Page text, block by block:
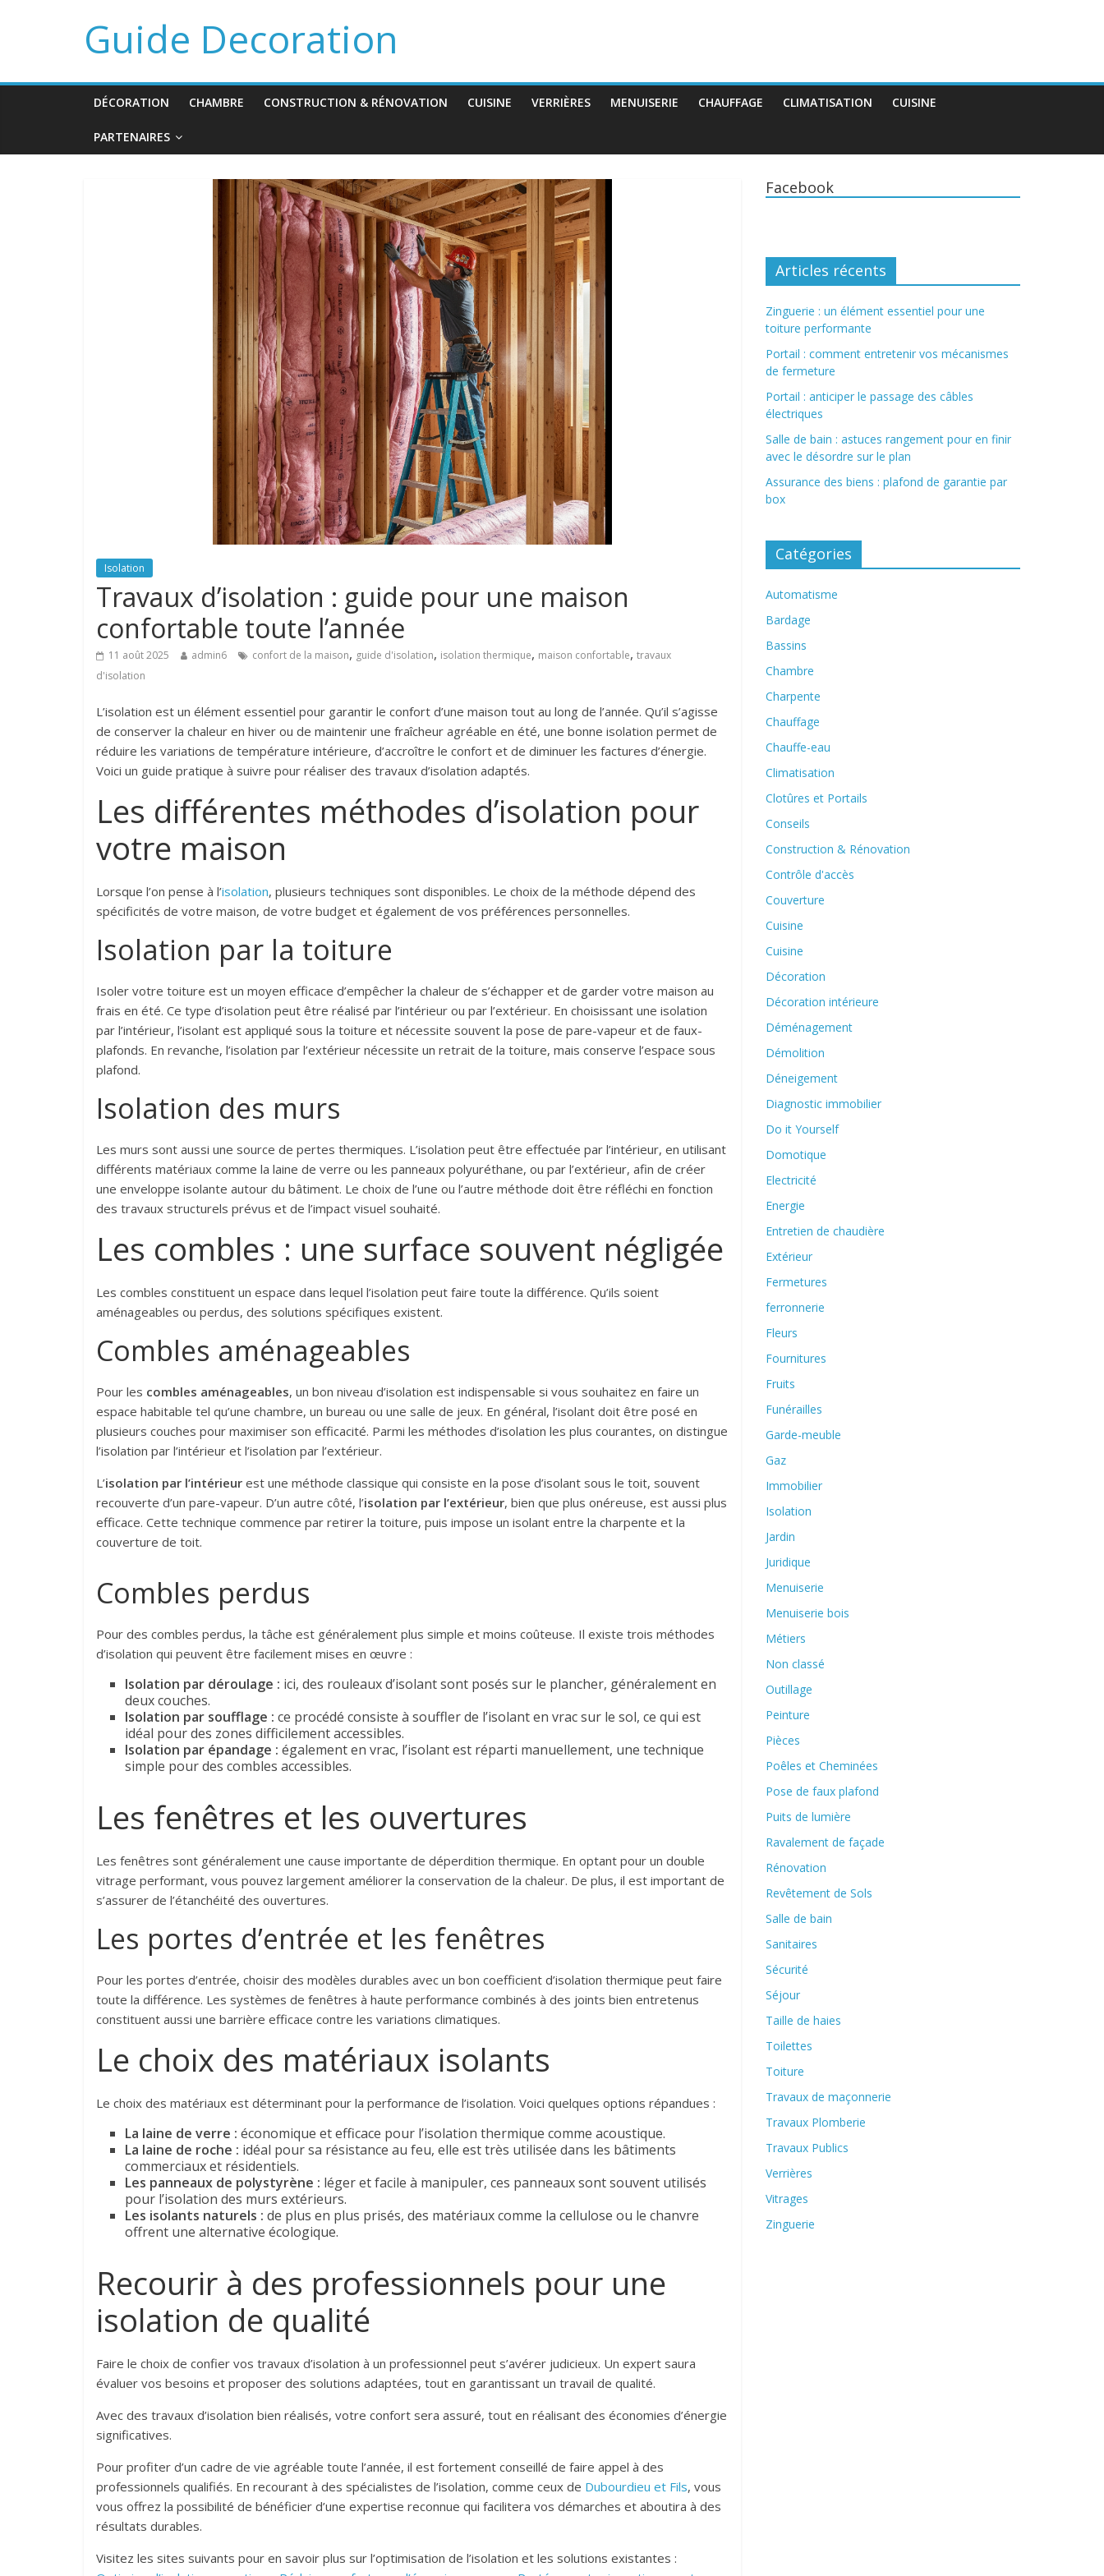
Guide Decoration
DÉCORATION CHAMBRE CONSTRUCTION & RÉNOVATION CUISINE VERRIÈRES MENUISERIE CHAUFFAGE CLIMATISATION CUISINE
PARTENAIRES
Isolation
Travaux d’isolation : guide pour une maison
confortable toute l’année
11 août 2025 admin6 confort de la maison, guide d'isolation, isolation thermique, maison confortable, travaux
d'isolation
L’isolation est un élément essentiel pour garantir le confort d’une maison tout au long de l’année. Qu’il s’agisse
de conserver la chaleur en hiver ou de maintenir une fraîcheur agréable en été, une bonne isolation permet de
réduire les variations de température intérieure, d’accroître le confort et de diminuer les factures d’énergie.
Voici un guide pratique à suivre pour réaliser des travaux d’isolation adaptés.
Les différentes méthodes d’isolation pour
votre maison
Lorsque l’on pense à l’isolation, plusieurs techniques sont disponibles. Le choix de la méthode dépend des
spécificités de votre maison, de votre budget et également de vos préférences personnelles.
Isolation par la toiture
Isoler votre toiture est un moyen efficace d’empêcher la chaleur de s’échapper et de garder votre maison au
frais en été. Ce type d’isolation peut être réalisé par l’intérieur ou par l’extérieur. En choisissant une isolation
par l’intérieur, l’isolant est appliqué sous la toiture et nécessite souvent la pose de pare-vapeur et de faux-
plafonds. En revanche, l’isolation par l’extérieur nécessite un retrait de la toiture, mais conserve l’espace sous
plafond.
Isolation des murs
Les murs sont aussi une source de pertes thermiques. L’isolation peut être effectuée par l’intérieur, en utilisant
différents matériaux comme la laine de verre ou les panneaux polyuréthane, ou par l’extérieur, afin de créer
une enveloppe isolante autour du bâtiment. Le choix de l’une ou l’autre méthode doit être réfléchi en fonction
des travaux structurels prévus et de l’impact visuel souhaité.
Les combles : une surface souvent négligée
Les combles constituent un espace dans lequel l’isolation peut faire toute la différence. Qu’ils soient
aménageables ou perdus, des solutions spécifiques existent.
Combles aménageables
Pour les combles aménageables, un bon niveau d’isolation est indispensable si vous souhaitez en faire un
espace habitable tel qu’une chambre, un bureau ou une salle de jeux. En général, l’isolant doit être posé en
plusieurs couches pour maximiser son efficacité. Parmi les méthodes d’isolation les plus courantes, on distingue
l’isolation par l’intérieur et l’isolation par l’extérieur.
L’isolation par l’intérieur est une méthode classique qui consiste en la pose d’isolant sous le toit, souvent
recouverte d’un pare-vapeur. D’un autre côté, l’isolation par l’extérieur, bien que plus onéreuse, est aussi plus
efficace. Cette technique commence par retirer la toiture, puis impose un isolant entre la charpente et la
couverture de toit.
Combles perdus
Pour des combles perdus, la tâche est généralement plus simple et moins coûteuse. Il existe trois méthodes
d’isolation qui peuvent être facilement mises en œuvre :
Isolation par déroulage : ici, des rouleaux d’isolant sont posés sur le plancher, généralement en
deux couches.
Isolation par soufflage : ce procédé consiste à souffler de l’isolant en vrac sur le sol, ce qui est
idéal pour des zones difficilement accessibles.
Isolation par épandage : également en vrac, l’isolant est réparti manuellement, une technique
simple pour des combles accessibles.
Les fenêtres et les ouvertures
Les fenêtres sont généralement une cause importante de déperdition thermique. En optant pour un double
vitrage performant, vous pouvez largement améliorer la conservation de la chaleur. De plus, il est important de
s’assurer de l’étanchéité des ouvertures.
Les portes d’entrée et les fenêtres
Pour les portes d’entrée, choisir des modèles durables avec un bon coefficient d’isolation thermique peut faire
toute la différence. Les systèmes de fenêtres à haute performance combinés à des joints bien entretenus
constituent aussi une barrière efficace contre les variations climatiques.
Le choix des matériaux isolants
Le choix des matériaux est déterminant pour la performance de l’isolation. Voici quelques options répandues :
La laine de verre : économique et efficace pour l’isolation thermique comme acoustique.
La laine de roche : idéal pour sa résistance au feu, elle est très utilisée dans les bâtiments
commerciaux et résidentiels.
Les panneaux de polystyrène : léger et facile à manipuler, ces panneaux sont souvent utilisés
pour l’isolation des murs extérieurs.
Les isolants naturels : de plus en plus prisés, des matériaux comme la cellulose ou le chanvre
offrent une alternative écologique.
Recourir à des professionnels pour une
isolation de qualité
Faire le choix de confier vos travaux d’isolation à un professionnel peut s’avérer judicieux. Un expert saura
évaluer vos besoins et proposer des solutions adaptées, tout en garantissant un travail de qualité.
Avec des travaux d’isolation bien réalisés, votre confort sera assuré, tout en réalisant des économies d’énergie
significatives.
Pour profiter d’un cadre de vie agréable toute l’année, il est fortement conseillé de faire appel à des
professionnels qualifiés. En recourant à des spécialistes de l’isolation, comme ceux de Dubourdieu et Fils, vous
vous offrez la possibilité de bénéficier d’une expertise reconnue qui facilitera vos démarches et aboutira à des
résultats durables.
Visitez les sites suivants pour en savoir plus sur l’optimisation de l’isolation et les solutions existantes :
Facebook
Articles récents
Zinguerie : un élément essentiel pour une
toiture performante
Portail : comment entretenir vos mécanismes
de fermeture
Portail : anticiper le passage des câbles
électriques
Salle de bain : astuces rangement pour en finir
avec le désordre sur le plan
Assurance des biens : plafond de garantie par
box
Catégories
Automatisme
Bardage
Bassins
Chambre
Charpente
Chauffage
Chauffe-eau
Climatisation
Clotûres et Portails
Conseils
Construction & Rénovation
Contrôle d'accès
Couverture
Cuisine
Cuisine
Décoration
Décoration intérieure
Déménagement
Démolition
Déneigement
Diagnostic immobilier
Do it Yourself
Domotique
Electricité
Energie
Entretien de chaudière
Extérieur
Fermetures
ferronnerie
Fleurs
Fournitures
Fruits
Funérailles
Garde-meuble
Gaz
Immobilier
Isolation
Jardin
Juridique
Menuiserie
Menuiserie bois
Métiers
Non classé
Outillage
Peinture
Pièces
Poêles et Cheminées
Pose de faux plafond
Puits de lumière
Ravalement de façade
Rénovation
Revêtement de Sols
Salle de bain
Sanitaires
Sécurité
Séjour
Taille de haies
Toilettes
Toiture
Travaux de maçonnerie
Travaux Plomberie
Travaux Publics
Verrières
Vitrages
Zinguerie